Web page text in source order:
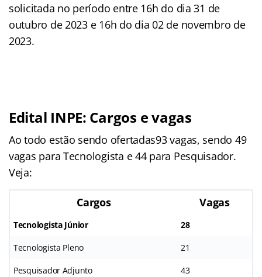
solicitada no período entre 16h do dia 31 de
outubro de 2023 e 16h do dia 02 de novembro de
2023.
Edital INPE: Cargos e vagas
Ao todo estão sendo ofertadas93 vagas, sendo 49
vagas para Tecnologista e 44 para Pesquisador.
Veja:
Cargos Vagas
Tecnologista Júnior 28
Tecnologista Pleno 21
Pesquisador Adjunto 43